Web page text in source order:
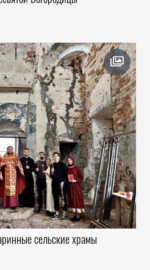
сельские храмы